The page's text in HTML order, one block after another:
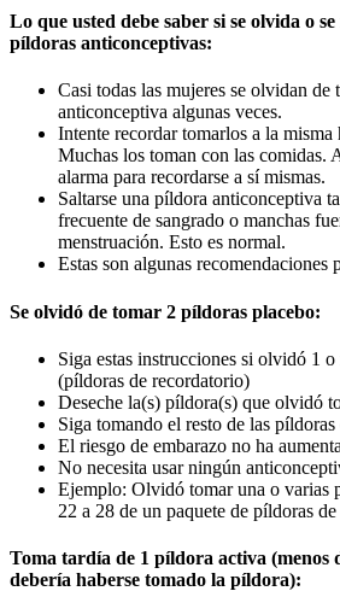
Lo que usted debe saber si se olvida o
píldoras anticonceptivas:
Casi todas las mujeres se olvidan de
anticonceptiva algunas veces.
Intente recordar tomarlos a la misma
Muchas los toman con las comidas.
alarma para recordarse a sí mismas.
Saltarse una píldora anticonceptiva
frecuente de sangrado o manchas
menstruación. Esto es normal.
Estas son algunas recomendaciones
Se olvidó de tomar 2 píldoras placebo:
Siga estas instrucciones si olvidó 1
(píldoras de recordatorio)
Deseche la(s) píldora(s) que olvidó
Siga tomando el resto de las
El riesgo de embarazo no ha
No necesita usar ningún
Ejemplo: Olvidó tomar una o varias
22 a 28 de un paquete de píldoras
Toma tardía de 1 píldora activa (menos
debería haberse tomado la píldora):